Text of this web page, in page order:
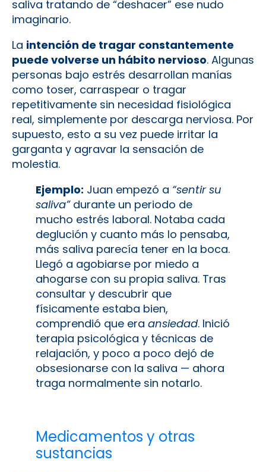
saliva tratando de “deshacer” ese nudo
imaginario.
La intención de tragar constantemente
puede volverse un hábito nervioso. Algunas
personas bajo estrés desarrollan manías
como toser, carraspear o tragar
repetitivamente sin necesidad fisiológica
real, simplemente por descarga nerviosa. Por
supuesto, esto a su vez puede irritar la
garganta y agravar la sensación de
molestia.
Ejemplo: Juan empezó a “sentir su
saliva”durante un periodo de
mucho estrés laboral. Notaba cada
deglución y cuanto más lo pensaba,
más saliva parecía tener en la boca.
Llegó a agobiarse por miedo a
ahogarse con su propia saliva. Tras
consultar y descubrir que
físicamente estaba bien,
comprendió que era ansiedad. Inició
terapia psicológica y técnicas de
relajación, y poco a poco dejó de
obsesionarse con la saliva — ahora
traga normalmente sin notarlo.
Medicamentos y otras
sustancias